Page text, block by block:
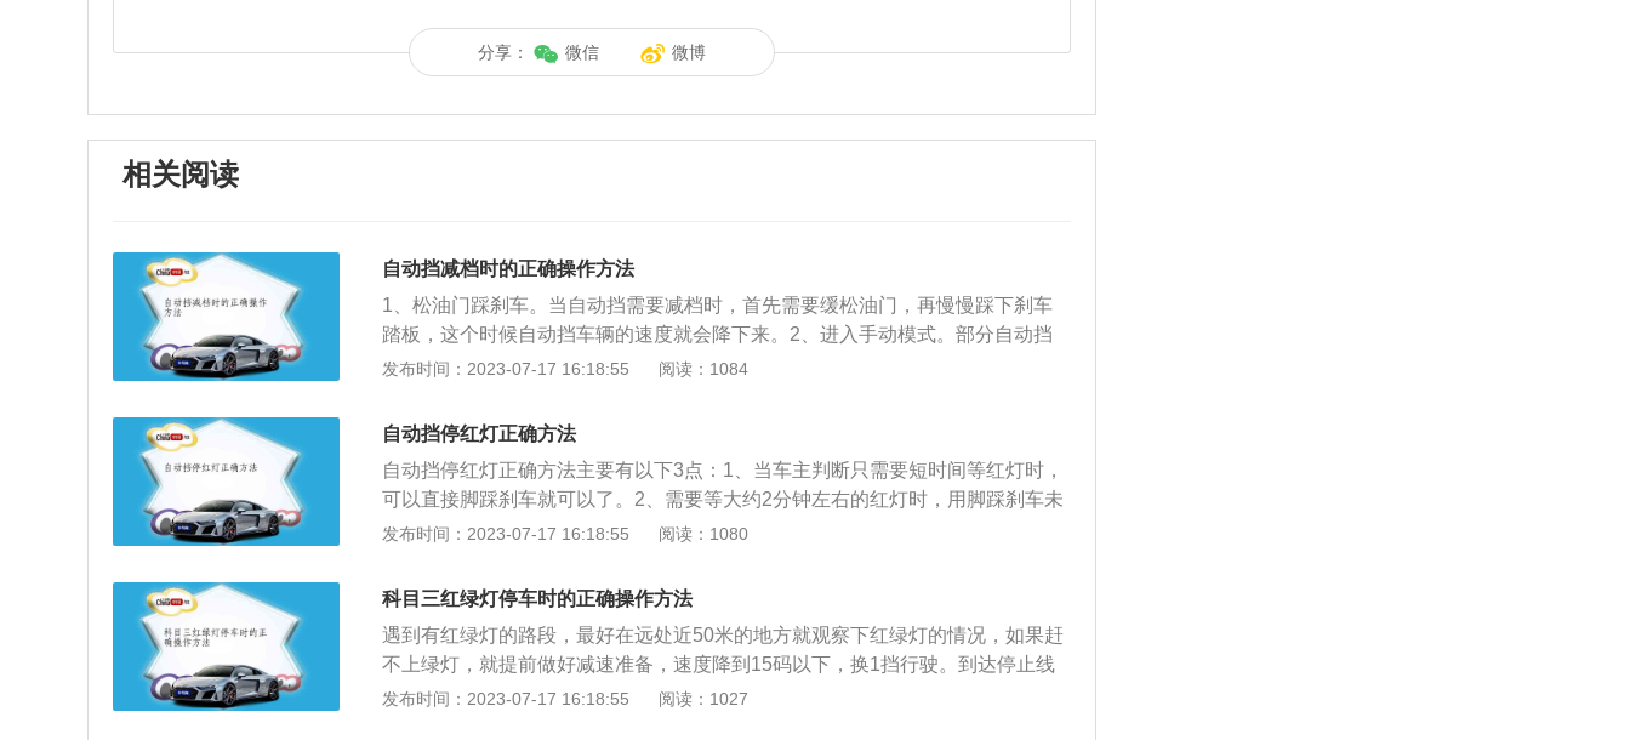
分享： 微信 微博
相关阅读
自动挡减档时的正确操作方法
1、松油门踩刹车。当自动挡需要减档时，首先需要缓松油门，再慢慢踩下刹车
踏板，这个时候自动挡车辆的速度就会降下来。2、进入手动模式。部分自动挡
车辆会配备手动挡模式，即在D档前进挡的右侧有M档，将档杆拨到右侧，可以
想要升档，只需向加号方向拨动。通常情况下，如果需要长下坡，建议可以使用
手动模式。因为此时将挡位控制在低档的状态下，再用发动机的制动去控制好车
速，就可以减少刹车的次数，避免出现刹车器太热的情况。同时，这个时候使用
手动模式的低档位下坡，可以感觉到比挂在D挡下坡舒服许多，在这个过程中不
需要频繁或者长时间地踩着刹车，车速也可以保持在比较稳定的状态。
发布时间：2023-07-17 16:18:55 阅读：1084
自动挡停红灯正确方法
自动挡停红灯正确方法主要有以下3点：1、当车主判断只需要短时间等红灯时，
可以直接脚踩刹车就可以了。2、需要等大约2分钟左右的红灯时，用脚踩刹车未
免会疲劳，可以选择挂N挡并拉上手刹。这样可以保护变速箱，避免变速箱油过
需要注意的自动挡的汽车是不用司机去手动换挡，车辆会根据行驶的速度和交通
情况自动选择合适的档位行驶的。
发布时间：2023-07-17 16:18:55 阅读：1080
科目三红绿灯停车时的正确操作方法
遇到有红绿灯的路段，最好在远处近50米的地方就观察下红绿灯的情况，如果赶
不上绿灯，就提前做好减速准备，速度降到15码以下，换1挡行驶。到达停止线
十米之前，左脚轻踩离合到底，右脚踩下刹车，停车，挂空挡，拉手刹。需要注
发布时间：2023-07-17 16:18:55 阅读：1027